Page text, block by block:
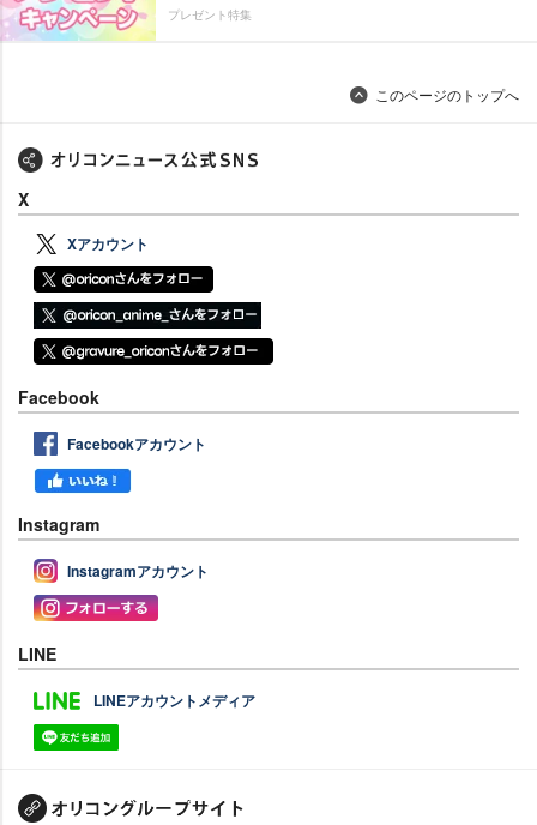
プレゼント特集
このページのトップへ
X
Xアカウント
Facebook
Facebookアカウント
Instagram
Instagramアカウント
LINE
LINEアカウントメディア